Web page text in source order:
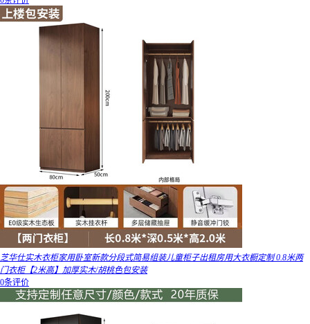
芝华仕实木衣柜家用卧室新款分段式简易组装儿童柜子出租房用大衣橱定制 0.8米两
门衣柜【2米高】加厚实木/胡桃色包安装
0条评价